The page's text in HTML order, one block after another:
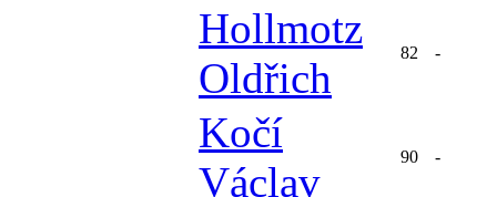
Hollmotz
Oldřich
82 -
Kočí
Václav
90 -